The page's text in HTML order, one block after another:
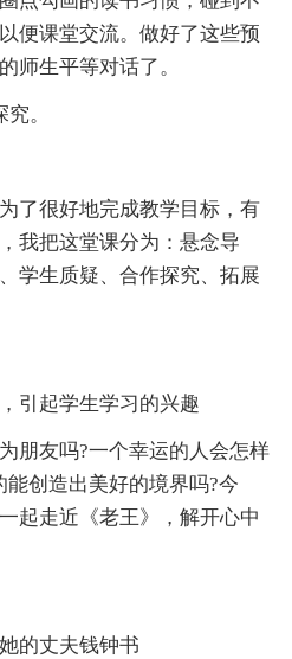
便课堂交流。做好了这些预
师生平等对话了。
。
很好地完成教学目标，有
我把这堂课分为：悬念导
学生质疑、合作探究、拓展
起学生学习的兴趣
友吗?一个幸运的人会怎样
创造出美好的境界吗?今
起走近《老王》，解开心中
的丈夫钱钟书